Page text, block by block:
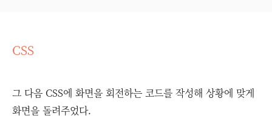
CSS
그 다음 CSS에 화면을 회전하는 코드를 작성해 상황에 맞게
화면을 돌려주었다.